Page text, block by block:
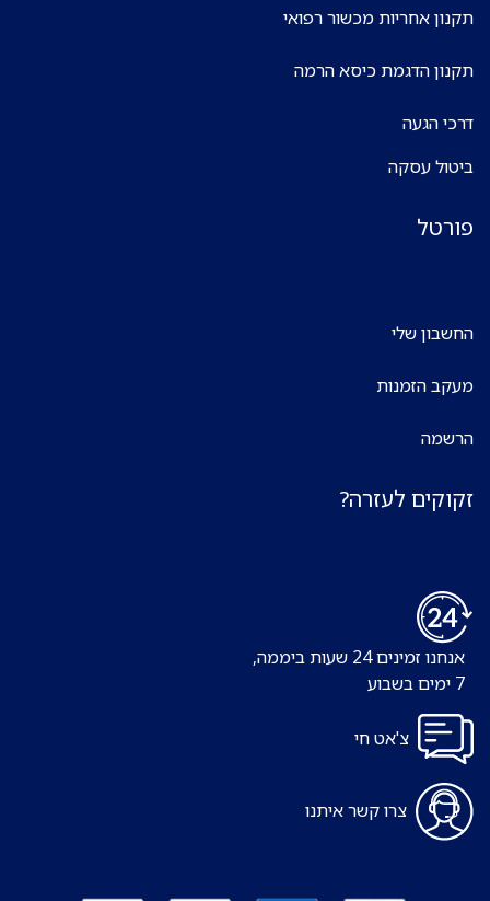
תקנון אחריות מכשור רפואי
תקנון הדגמת כיסא הרמה
דרכי הגעה
ביטול עסקה
פורטל
החשבון שלי
מעקב הזמנות
הרשמה
זקוקים לעזרה?
אנחנו זמינים 24 שעות ביממה,
צ'אט חי
צרו קשר איתנו